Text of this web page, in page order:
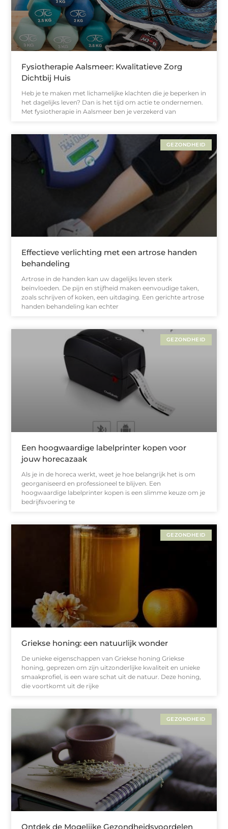
Fysiotherapie Aalsmeer: Kwalitatieve Zorg
Dichtbij Huis
Heb je te maken met lichamelijke klachten die je beperken in
het dagelijks leven? Dan is het tijd om actie te ondernemen.
Met fysiotherapie in Aalsmeer ben je verzekerd van
GEZONDHEID
Effectieve verlichting met een artrose handen
behandeling
Artrose in de handen kan uw dagelijks leven sterk
beïnvloeden. De pijn en stijfheid maken eenvoudige taken,
zoals schrijven of koken, een uitdaging. Een gerichte artrose
handen behandeling kan echter
GEZONDHEID
Een hoogwaardige labelprinter kopen voor
jouw horecazaak
Als je in de horeca werkt, weet je hoe belangrijk het is om
georganiseerd en professioneel te blijven. Een
hoogwaardige labelprinter kopen is een slimme keuze om je
bedrijfsvoering te
GEZONDHEID
Griekse honing: een natuurlijk wonder
De unieke eigenschappen van Griekse honing Griekse
honing, geprezen om zijn uitzonderlijke kwaliteit en unieke
smaakprofiel, is een ware schat uit de natuur. Deze honing,
die voortkomt uit de rijke
GEZONDHEID
Ontdek de Mogelijke Gezondheidsvoordelen